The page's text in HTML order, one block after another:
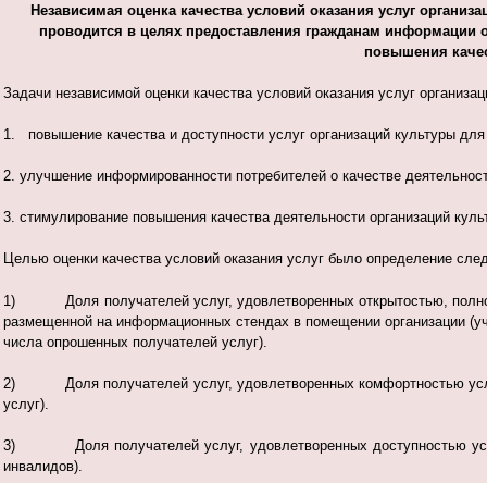
Независимая оценка качества условий оказания услуг
проводится в целях предоставления гражданам информации
повышения
Задачи независимой оценки качества условий оказания услуг
1. повышение качества и доступности услуг организаций культуры
2. улучшение информированности потребителей о качестве
3. стимулирование повышения качества деятельности организаций
Целью оценки качества условий оказания услуг было определение
1) Доля получателей услуг, удовлетворенных открытостью,
размещенной на информационных стендах в помещении организации
числа опрошенных получателей услуг).
2) Доля получателей услуг, удовлетворенных комфортностью
услуг).
3) Доля получателей услуг, удовлетворенных доступностью
инвалидов).